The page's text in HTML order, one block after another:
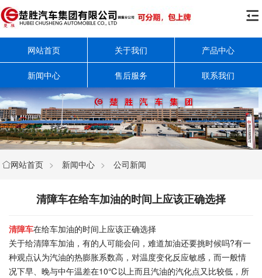

网站首页 关于我们 产品中心
新闻中心 售后服务 联系我们
网站首页 > 新闻中心 > 公司新闻
清障车在给车加油的时间上应该正确选择
清障车在给车加油的时间上应该正确选择
关于给清障车加油，有的人可能会问，难道加油还要挑时候吗?有一
种观点认为汽油的热膨胀系数高，对温度变化反应敏感，而一般情
况下早、晚与中午温差在10℃以上而且汽油的汽化点又比较低，所